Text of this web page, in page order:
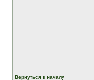
Вернуться к началу